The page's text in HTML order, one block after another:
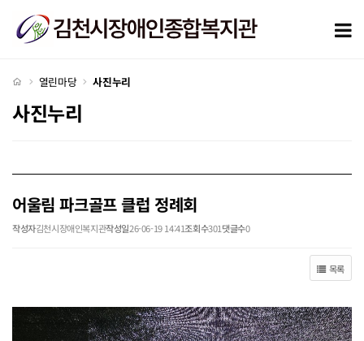
처음으로
열린마당 사진누리
사진누리
어울림 파크골프 클럽 정례회
작성자김천시장애인복지관작성일26-06-19 14:41조회수301댓글수0
목록